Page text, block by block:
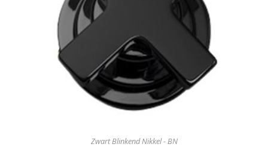
Zwart Blinkend Nikkel - BN